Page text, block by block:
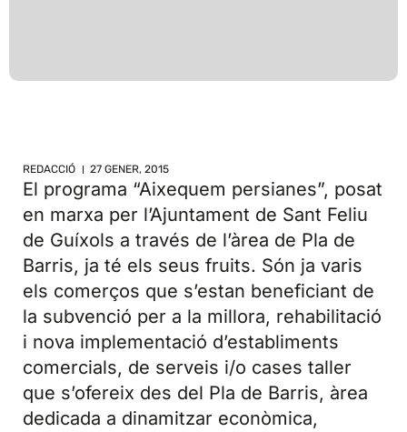
REDACCIÓ 27 GENER, 2015
El programa “Aixequem persianes”, posat
en marxa per l’Ajuntament de Sant Feliu
de Guíxols a través de l’àrea de Pla de
Barris, ja té els seus fruits. Són ja varis
els comerços que s’estan beneficiant de
la subvenció per a la millora, rehabilitació
i nova implementació d’establiments
comercials, de serveis i/o cases taller
que s’ofereix des del Pla de Barris, àrea
dedicada a dinamitzar econòmica,